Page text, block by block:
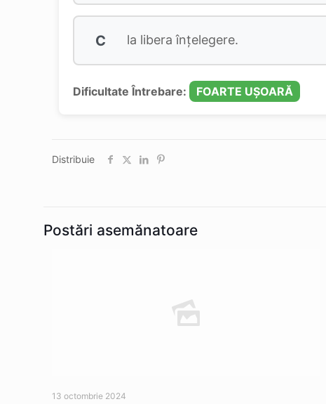
C la libera înțelegere.
Dificultate Întrebare: FOARTE UȘOARĂ
Distribuie
Postări asemănatoare
13 octombrie 2024